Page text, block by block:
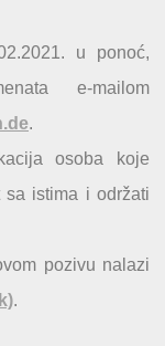
u ponoć,
e-mailom
.
osoba koje
sa istima i održati
pozivu nalazi
.